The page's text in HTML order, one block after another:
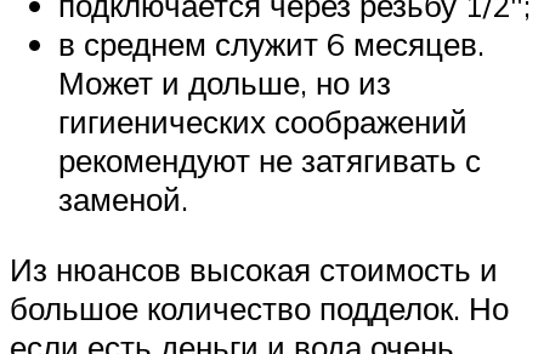
в среднем служит 6 месяцев.
Может и дольше, но из
гигиенических соображений
рекомендуют не затягивать с
заменой.
Из нюансов высокая стоимость и
большое количество подделок. Но